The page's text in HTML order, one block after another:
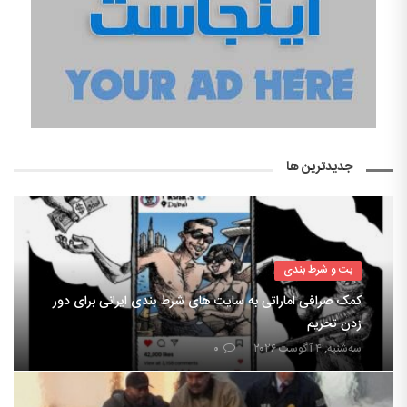
جدیدترین ها
بت و شرط بندی
کمک صرافی اماراتی به سایت های شرط بندی ایرانی برای دور
زدن تحریم
سه‌شنبه, ۴ آگوست ۲۰۲۶ ۰